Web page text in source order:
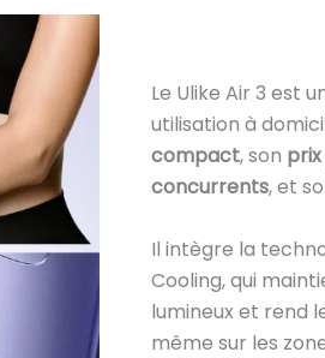
Le Ulike Air 3 est
utilisation à
compact, son
concurrents, et
Il intègre la
Cooling, qui
lumineux et rend
même sur les